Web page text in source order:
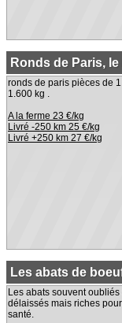
Ronds de Paris,
ronds de paris pièces de
1.600 kg .
A la ferme 23 €/kg
Livré -250 km 25 €/kg
Livré +250 km 27 €/kg
Les abats de
Les abats souvent oubliés
délaissés mais riches
santé.